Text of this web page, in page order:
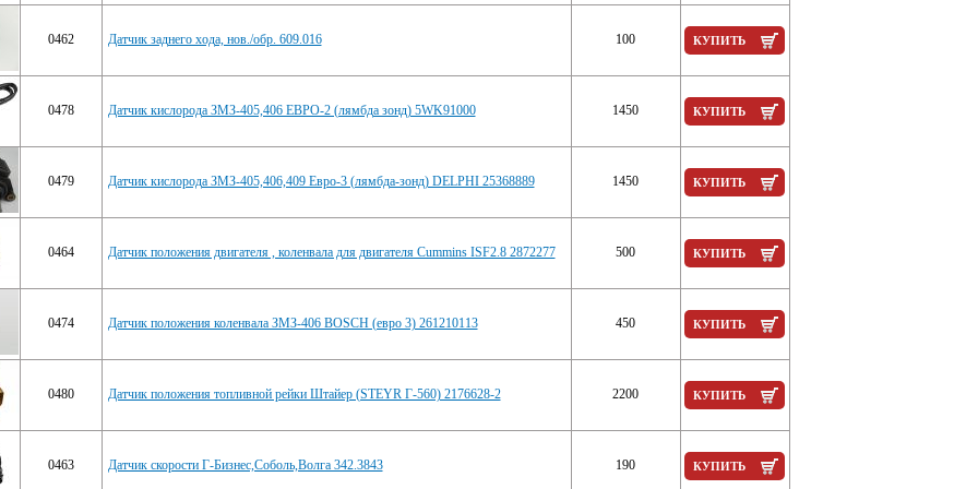
0462 Датчик заднего хода, нов./обр. 609.016 100 КУПИТЬ
0478 Датчик кислорода ЗМЗ-405,406 ЕВРО-2 (лямбда зонд) 5WK91000 1450 КУПИТЬ
0479 Датчик кислорода ЗМЗ-405,406,409 Евро-3 (лямбда-зонд) DELPHI 25368889 1450 КУПИТЬ
0464 Датчик положения двигателя , коленвала для двигателя Cummins ISF2.8 2872277 500 КУПИТЬ
0474 Датчик положения коленвала ЗМЗ-406 BOSCH (евро 3) 261210113 450 КУПИТЬ
0480 Датчик положения топливной рейки Штайер (STEYR Г-560) 2176628-2 2200 КУПИТЬ
0463 Датчик скорости Г-Бизнес,Соболь,Волга 342.3843 190 КУПИТЬ